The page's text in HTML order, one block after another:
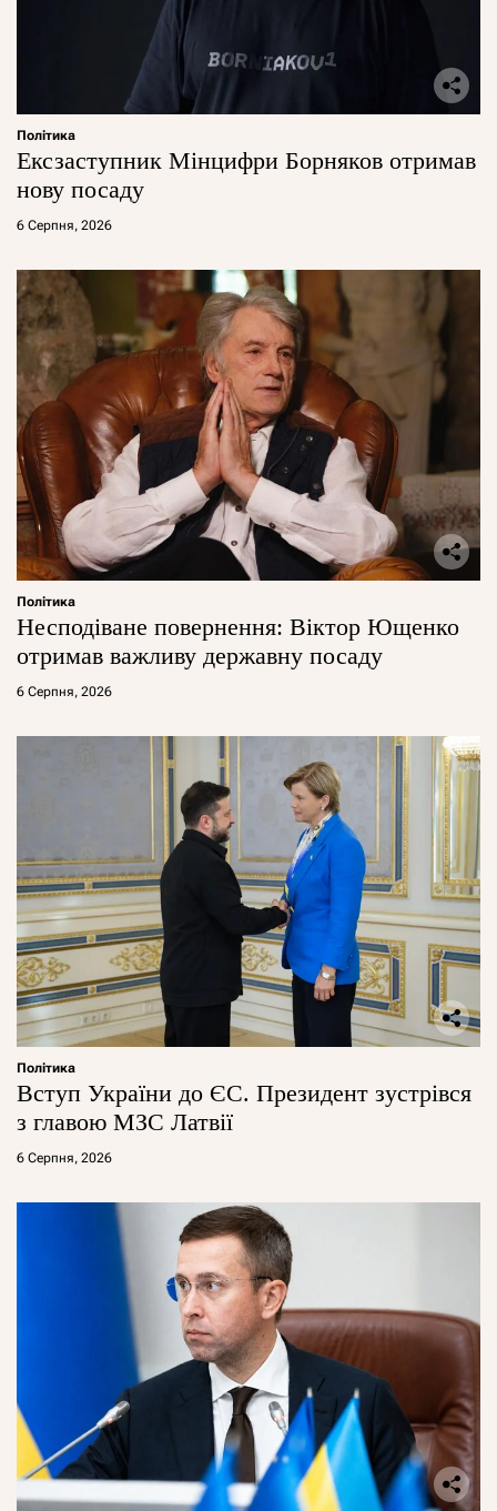
Політика
Ексзаступник Мінцифри Борняков отримав
нову посаду
6 Серпня, 2026
Політика
Несподіване повернення: Віктор Ющенко
отримав важливу державну посаду
6 Серпня, 2026
Політика
Вступ України до ЄС. Президент зустрівся
з главою МЗС Латвії
6 Серпня, 2026